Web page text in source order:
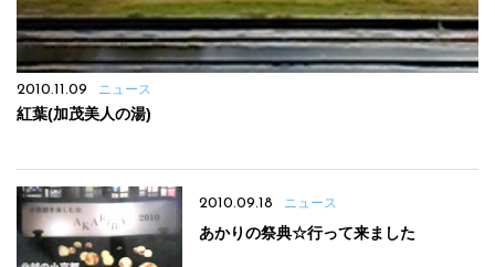
2010.11.09 ニュース
紅葉(加茂美人の湯)
2010.09.18 ニュース
あかりの祭典☆行って来ました